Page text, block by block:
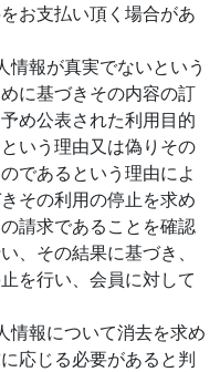
お支払い頂く場合があ
報が真実でないという
に基づきその内容の訂
め公表された利用目的
いう理由又は偽りその
であるという理由によ
その利用の停止を求め
請求であることを確認
、その結果に基づき、
を行い、会員に対して
報について消去を求め
応じる必要があると判